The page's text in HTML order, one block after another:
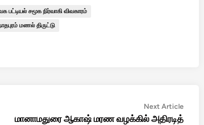
பட்டியல் சமூக நிர்வாகி விவகாரம்
மணல் திருட்டு
Next ArticleNext
article:
மானாமதுரை ஆகாஷ் மரண வழக்கில் அதிரடித்